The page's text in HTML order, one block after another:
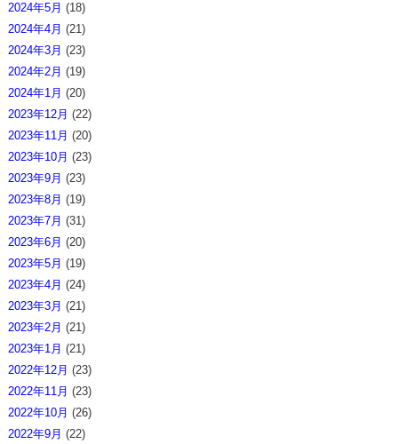
2024年5月 (18)
2024年4月 (21)
2024年3月 (23)
2024年2月 (19)
2024年1月 (20)
2023年12月 (22)
2023年11月 (20)
2023年10月 (23)
2023年9月 (23)
2023年8月 (19)
2023年7月 (31)
2023年6月 (20)
2023年5月 (19)
2023年4月 (24)
2023年3月 (21)
2023年2月 (21)
2023年1月 (21)
2022年12月 (23)
2022年11月 (23)
2022年10月 (26)
2022年9月 (22)